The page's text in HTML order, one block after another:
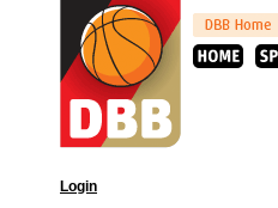
Login